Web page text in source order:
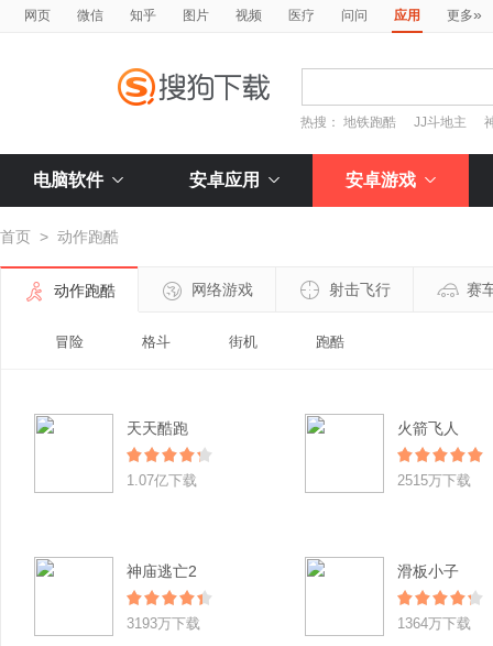
网页 微信 知乎 图片 视频 医疗 问问 应用 更多»
热搜：地铁跑酷 JJ斗地主
电脑软件 安卓应用 安卓游戏
首页 > 动作跑酷
动作跑酷 网络游戏 射击飞行 赛
冒险 格斗 街机 跑酷
天天酷跑
1.07亿下载
火箭飞人
2515万下载
神庙逃亡2
3193万下载
滑板小子
1364万下载